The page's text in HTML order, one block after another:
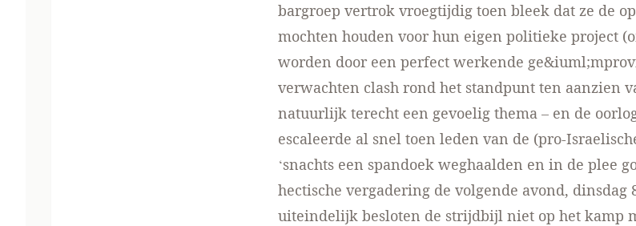
bargroep vertrok vroegtijdig toen bleek dat ze de
mochten houden voor hun eigen politieke project
worden door een perfect werkende
verwachten clash rond het standpunt ten aanzien
natuurlijk terecht een gevoelig thema – en de
escaleerde al snel toen leden van de (pro-
‘snachts een spandoek weghaalden en in de plee
hectische vergadering de volgende avond, dinsdag
uiteindelijk besloten de strijdbijl niet op het kamp